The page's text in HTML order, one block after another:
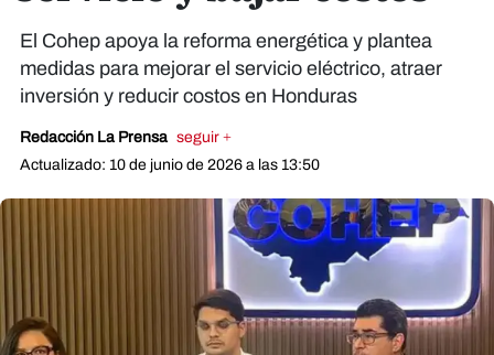
El Cohep apoya la reforma energética y plantea
medidas para mejorar el servicio eléctrico, atraer
inversión y reducir costos en Honduras
Redacción La Prensa seguir +
Actualizado: 10 de junio de 2026 a las 13:50